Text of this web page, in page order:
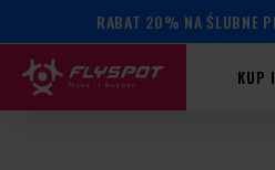
RABAT 20% NA ŚLUBNE
KUP